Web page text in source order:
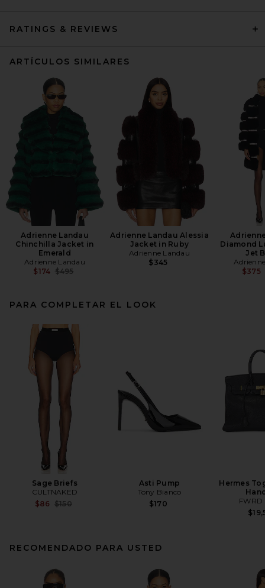
RATINGS & REVIEWS
ARTÍCULOS SIMILARES
Adrienne Landau
Chinchilla Jacket in
Emerald
Adrienne Landau
$174 Previous price:
$495
Adrienne Landau Alessia
Jacket in Ruby
Adrienne Landau
$345
Diamond
Jet
$375
PARA COMPLETAR EL LOOK
Sage Briefs
CULTNAKED
$86 Previous price:
$150
Asti Pump
Tony Bianco
$170
Hermes
FWRD
RECOMENDADO PARA USTED